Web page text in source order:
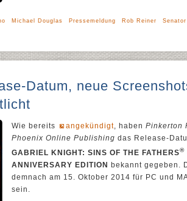
Michael Douglas Pressemeldung Rob Reiner
Datum, neue
Wie bereits angekündigt, haben Pinkerton
Phoenix Online Publishing das Release-
GABRIEL KNIGHT: SINS OF THE FATHERS®
ANNIVERSARY EDITION bekannt gegeben.
demnach am 15. Oktober 2014 für PC und
sein.